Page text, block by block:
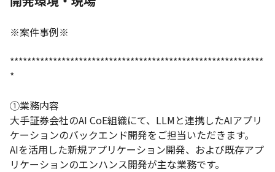
※案件事例※
***********************************************************
*
①業務内容
大手証券会社のAI CoE組織にて、LLMと連携したAIアプリ
ケーションのバックエンド開発をご担当いただきます。
AIを活用した新規アプリケーション開発、および既存アプ
リケーションのエンハンス開発が主な業務です。